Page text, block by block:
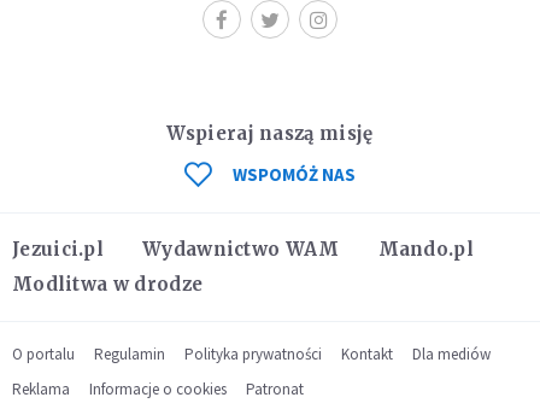
Jezuici.pl Wydawnictwo WAM
Mando.pl
Modlitwa w drodze
Wspieraj naszą misję
WSPOMÓŻ NAS
O portalu Regulamin Polityka prywatności Kontakt
Dla mediów
Reklama
Informacje o cookies Patronat